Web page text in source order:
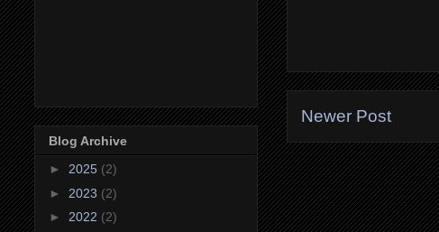
Newer Post
Blog Archive
► 2025 (2)
► 2023 (2)
► 2022 (2)